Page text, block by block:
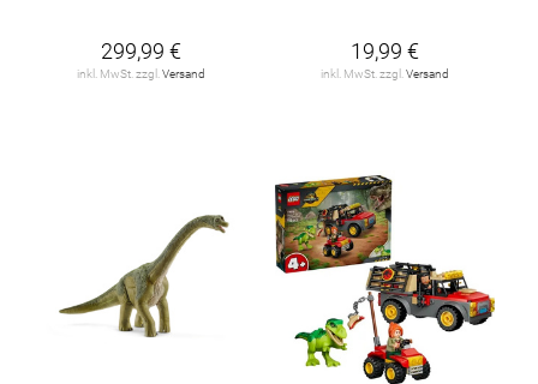
299,99 €
inkl. MwSt. zzgl. Versand
19,99 €
inkl. MwSt. zzgl. Versand